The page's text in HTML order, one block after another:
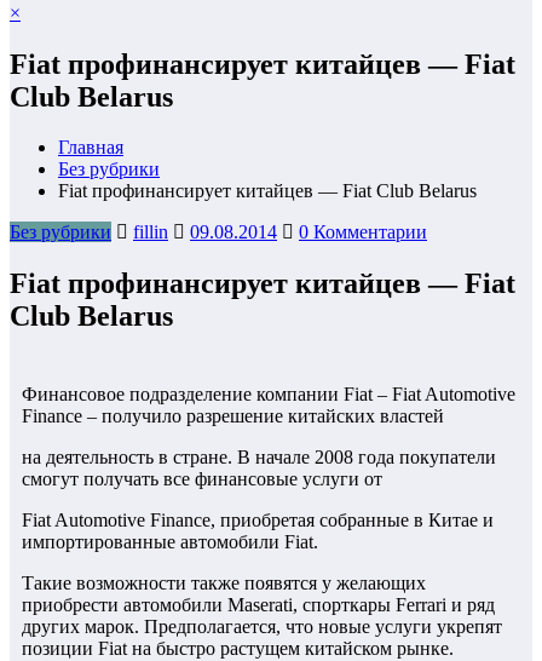
×
Fiat профинансирует китайцев — Fiat
Club Belarus
Главная
Без рубрики
Fiat профинансирует китайцев — Fiat Club Belarus
Без рубрики
fillin 09.08.2014 0 Комментарии
Fiat профинансирует китайцев — Fiat
Club Belarus
Финансовое подразделение компании Fiat – Fiat Automotive
Finance – получило разрешение китайских властей
на деятельность в стране. В начале 2008 года покупатели
смогут получать все финансовые услуги от
Fiat Automotive Finance, приобретая собранные в Китае и
импортированные автомобили Fiat.
Такие возможности также появятся у желающих
приобрести автомобили Maserati, спорткары Ferrari и ряд
других марок. Предполагается, что новые услуги укрепят
позиции Fiat на быстро растущем китайском рынке.